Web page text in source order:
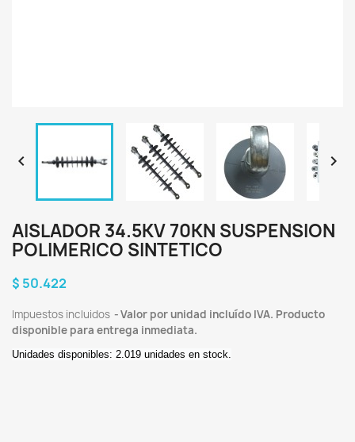
 
AISLADOR 34.5KV 70KN SUSPENSION
POLIMERICO SINTETICO
$ 50.422
Impuestos incluidos
Valor por unidad incluído IVA. Producto
disponible para entrega inmediata.
Unidades disponibles: 2.019 unidades en stock.